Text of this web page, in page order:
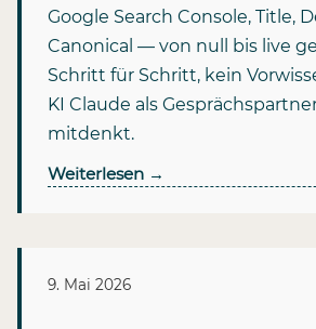
Google Search Console, Title,
Canonical — von null bis live
Schritt für Schritt, kein
KI Claude als
mitdenkt.
Weiterlesen →
9. Mai 2026